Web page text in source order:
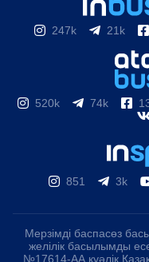
247k 21k
520k 74k
851 3k
Мерзімді баспасөз
желілік басылымды
№17614-АА куәлік